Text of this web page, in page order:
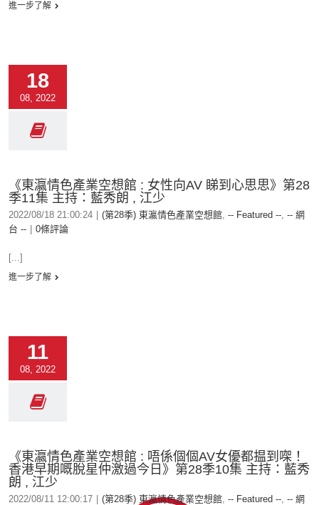
進一步了解
18
08, 2022
《東瀛情色產業空想館 : 女性向AV 睇到心思思》第28
季11集 主持：藍秀朗 , 江少
2022/08/18 21:00:24 (第28季) 東瀛情色產業空想館, -- Featured --, -- 網
台 --
0條評論
[...]
進一步了解
11
08, 2022
《東瀛情色產業空想館 : 唔係個個AV女優都揾到㗎！
香港早期嘅脫星仲激過今日》第28季10集 主持：藍秀
朗 , 江少
2022/08/11 12:00:17 (第28季) 東瀛情色產業空想館, -- Featured --, -- 網